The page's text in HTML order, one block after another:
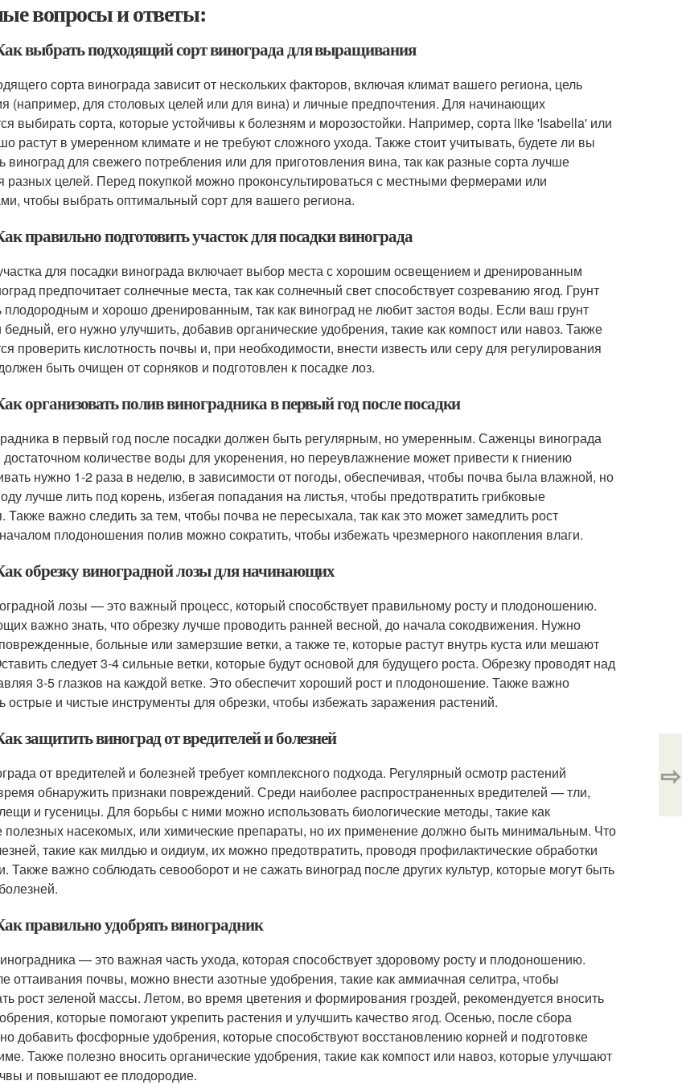
вопросы и ответы:
выбрать подходящий сорт винограда для выращивания
сорта винограда зависит от нескольких факторов, включая климат вашего региона, цель
(например, для столовых целей или для вина) и личные предпочтения. Для начинающих
выбирать сорта, которые устойчивы к болезням и морозостойки. Например, сорта like 'Isabella' или
растут в умеренном климате и не требуют сложного ухода. Также стоит учитывать, будете ли вы
виноград для свежего потребления или для приготовления вина, так как разные сорта лучше
разных целей. Перед покупкой можно проконсультироваться с местными фермерами или
чтобы выбрать оптимальный сорт для вашего региона.
правильно подготовить участок для посадки винограда
для посадки винограда включает выбор места с хорошим освещением и дренированным
предпочитает солнечные места, так как солнечный свет способствует созреванию ягод. Грунт
и хорошо дренированным, так как виноград не любит застоя воды. Если ваш грунт
его нужно улучшить, добавив органические удобрения, такие как компост или навоз. Также
проверить кислотность почвы и, при необходимости, внести известь или серу для регулирования
быть очищен от сорняков и подготовлен к посадке лоз.
организовать полив виноградника в первый год после посадки
в первый год после посадки должен быть регулярным, но умеренным. Саженцы винограда
количестве воды для укоренения, но переувлажнение может привести к гниению
нужно 1-2 раза в неделю, в зависимости от погоды, обеспечивая, чтобы почва была влажной, но
лучше лить под корень, избегая попадания на листья, чтобы предотвратить грибковые
Также важно следить за тем, чтобы почва не пересыхала, так как это может замедлить рост
плодоношения полив можно сократить, чтобы избежать чрезмерного накопления влаги.
обрезку виноградной лозы для начинающих
лозы — это важный процесс, который способствует правильному росту и плодоношению.
важно знать, что обрезку лучше проводить ранней весной, до начала сокодвижения. Нужно
больные или замерзшие ветки, а также те, которые растут внутрь куста или мешают
следует 3-4 сильные ветки, которые будут основой для будущего роста. Обрезку проводят над
3-5 глазков на каждой ветке. Это обеспечит хороший рост и плодоношение. Также важно
острые и чистые инструменты для обрезки, чтобы избежать заражения растений.
защитить виноград от вредителей и болезней
от вредителей и болезней требует комплексного подхода. Регулярный осмотр растений
обнаружить признаки повреждений. Среди наиболее распространенных вредителей — тли,
и гусеницы. Для борьбы с ними можно использовать биологические методы, такие как
полезных насекомых, или химические препараты, но их применение должно быть минимальным. Что
такие как милдью и оидиум, их можно предотвратить, проводя профилактические обработки
Также важно соблюдать севооборот и не сажать виноград после других культур, которые могут быть
правильно удобрять виноградник
— это важная часть ухода, которая способствует здоровому росту и плодоношению.
оттаивания почвы, можно внести азотные удобрения, такие как аммиачная селитра, чтобы
рост зеленой массы. Летом, во время цветения и формирования гроздей, рекомендуется вносить
которые помогают укрепить растения и улучшить качество ягод. Осенью, после сбора
добавить фосфорные удобрения, которые способствуют восстановлению корней и подготовке
Также полезно вносить органические удобрения, такие как компост или навоз, которые улучшают
и повышают ее плодородие.
⇨